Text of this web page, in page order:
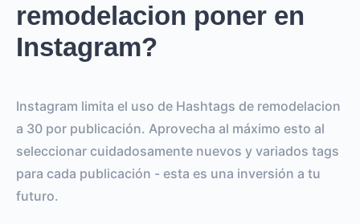
remodelacion poner en
Instagram?
Instagram limita el uso de Hashtags de remodelacion
a 30 por publicación. Aprovecha al máximo esto al
seleccionar cuidadosamente nuevos y variados tags
para cada publicación - esta es una inversión a tu
futuro.